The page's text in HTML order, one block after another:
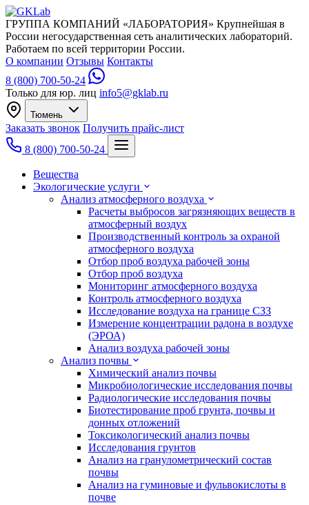
ГРУППА КОМПАНИЙ «ЛАБОРАТОРИЯ» Крупнейшая в
России негосударственная сеть аналитических лабораторий.
Работаем по всей территории России.
О компании Отзывы Контакты
8 (800) 700-50-24
Только для юр. лиц info5@gklab.ru
Тюмень
Заказать звонок Получить прайс-лист
8 (800) 700-50-24
Вещества
Экологические услуги
Анализ атмосферного воздуха
Расчеты выбросов загрязняющих веществ в
атмосферный воздух
Производственный контроль за охраной
атмосферного воздуха
Отбор проб воздуха рабочей зоны
Отбор проб воздуха
Мониторинг атмосферного воздуха
Контроль атмосферного воздуха
Исследование воздуха на границе СЗЗ
Измерение концентрации радона в воздухе
(ЭРОА)
Анализ воздуха рабочей зоны
Анализ почвы
Химический анализ почвы
Микробиологические исследования почвы
Радиологические исследования почвы
Биотестирование проб грунта, почвы и
донных отложений
Токсикологический анализ почвы
Исследования грунтов
Анализ на гранулометрический состав
почвы
Анализ на гуминовые и фульвокислоты в
почве